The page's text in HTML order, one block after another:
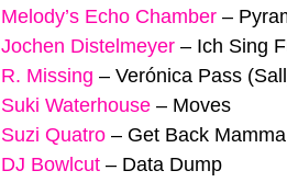
Melody’s Echo Chamber –
Jochen Distelmeyer – Ich Sing
R. Missing – Verónica Pass
Suki Waterhouse – Moves
Suzi Quatro – Get Back Mamma
DJ Bowlcut – Data Dump